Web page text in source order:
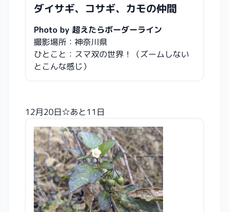
ダイサギ、コサギ、カモの仲間
Photo by 超えたらボーダーライン
撮影場所：神奈川県
ひとこと：スマ双の世界！（ズームしない
とこんな感じ）
12月20日☆あと11日